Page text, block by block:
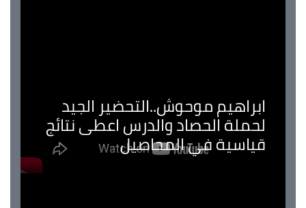
ابراهيم موحوش..التحضير الجيد
لحملة الحصاد والدرس اعطى نتائج
قياسية في المحاصيل